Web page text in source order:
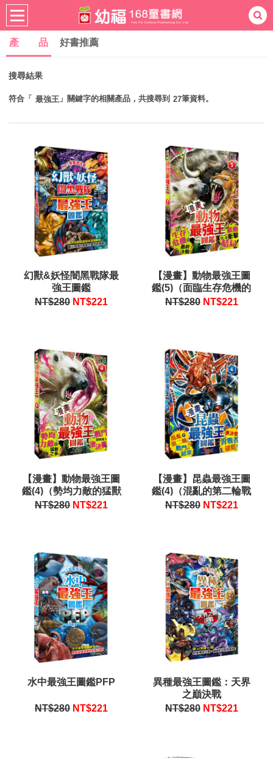
產 品 好書推薦
搜尋結果
符合「 最強王 」關鍵字的相關產品，共搜尋到 27筆資料。
幻獸&妖怪闇黑戰隊最
強王圖鑑
NT$280 NT$221
【漫畫】動物最強王圖
鑑(5)（面臨生存危機的
最終決戰，迎來感動且
NT$280 NT$221
【漫畫】動物最強王圖
鑑(4)（勢均力敵的猛獸
之爭，戰鬥即將進入準
NT$280 NT$221
【漫畫】昆蟲最強王圖
鑑(4)（混亂的第二輪戰
鬥結束，準決賽對戰者
NT$280 NT$221
水中最強王圖鑑PFP
NT$280 NT$221
異種最強王圖鑑：天界
之巔決戰
NT$280 NT$221